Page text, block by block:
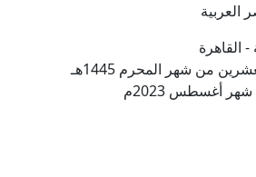
العربية
- القاهرة
من شهر المحرم 1445هـ
أغسطس 2023م